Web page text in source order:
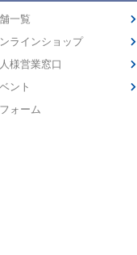
一覧
ラインショップ
様営業窓口
ント
ォーム